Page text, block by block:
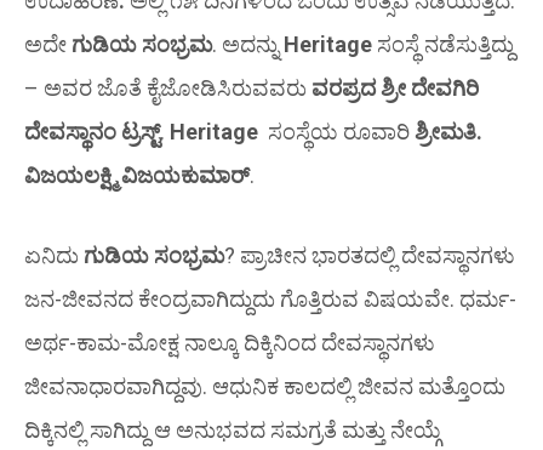
ಅದೇ ಗುಡಿಯ ಸಂಭ್ರಮ. ಅದನ್ನು Heritage ಸಂಸ್ಥೆ ನಡೆಸುತ್ತಿದ್ದು
– ಅವರ ಜೊತೆ ಕೈಜೋಡಿಸಿರುವವರು ವರಪ್ರದ ಶ್ರೀ ದೇವಗಿರಿ
ದೇವಸ್ಥಾನಂ ಟ್ರಸ್ಟ್. Heritage ಸಂಸ್ಥೆಯ ರೂವಾರಿಶ್ರೀಮತಿ.
ವಿಜಯಲಕ್ಷ್ಮಿ ವಿಜಯಕುಮಾರ್.
ಏನಿದು ಗುಡಿಯ ಸಂಭ್ರಮ? ಪ್ರಾಚೀನ ಭಾರತದಲ್ಲಿ ದೇವಸ್ಥಾನಗಳು
ಜನ-ಜೀವನದ ಕೇಂದ್ರವಾಗಿದ್ದುದು ಗೊತ್ತಿರುವ ವಿಷಯವೇ. ಧರ್ಮ-
ಅರ್ಥ-ಕಾಮ-ಮೋಕ್ಷ ನಾಲ್ಕೂ ದಿಕ್ಕಿನಿಂದ ದೇವಸ್ಥಾನಗಳು
ಜೀವನಾಧಾರವಾಗಿದ್ದವು. ಆಧುನಿಕ ಕಾಲದಲ್ಲಿ ಜೀವನ ಮತ್ತೊಂದು
ದಿಕ್ಕಿನಲ್ಲಿ ಸಾಗಿದ್ದು ಆ ಅನುಭವದ ಸಮಗ್ರತೆ ಮತ್ತು ನೇಯ್ಗೆ